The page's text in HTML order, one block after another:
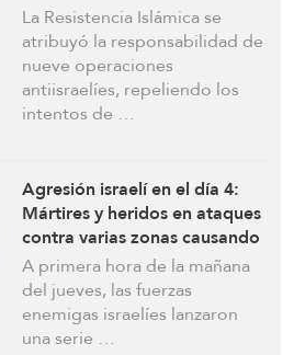
La Resistencia Islámica se
atribuyó la responsabilidad de
nueve operaciones
antiisraelíes, repeliendo los
intentos de …
Agresión israelí en el día 4:
Mártires y heridos en ataques
contra varias zonas causando
una destrucción generalizada
A primera hora de la mañana
del jueves, las fuerzas
enemigas israelíes lanzaron
una serie …